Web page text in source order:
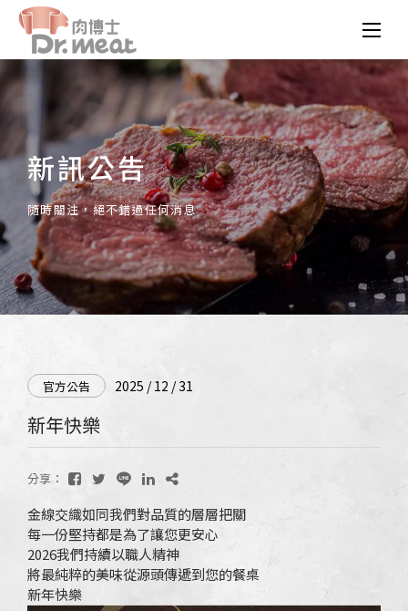
新訊公告
隨時關注，絕不錯過任何消息
官方公告 2025 / 12 / 31
新年快樂
分享：
金線交織如同我們對品質的層層把關
每一份堅持都是為了讓您更安心
2026我們持續以職人精神
將最純粹的美味從源頭傳遞到您的餐桌
新年快樂